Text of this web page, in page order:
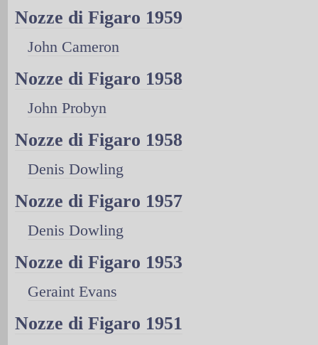
Nozze di Figaro 1959
John Cameron
Nozze di Figaro 1958
John Probyn
Nozze di Figaro 1958
Denis Dowling
Nozze di Figaro 1957
Denis Dowling
Nozze di Figaro 1953
Geraint Evans
Nozze di Figaro 1951